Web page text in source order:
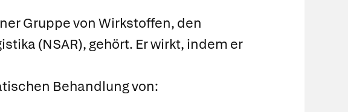
Gruppe von Wirkstoffen, den
(NSAR), gehört. Er wirkt, indem er
Behandlung von: